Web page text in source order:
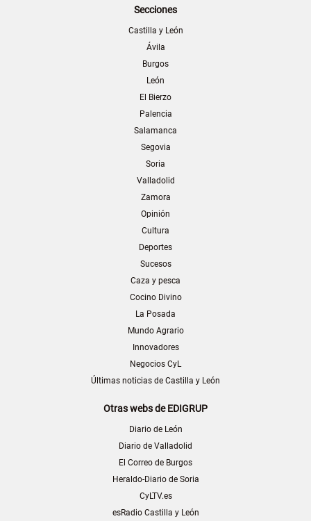
Secciones
Castilla y León
Ávila
Burgos
León
El Bierzo
Palencia
Salamanca
Segovia
Soria
Valladolid
Zamora
Opinión
Cultura
Deportes
Sucesos
Caza y pesca
Cocino Divino
La Posada
Mundo Agrario
Innovadores
Negocios CyL
Últimas noticias de Castilla y León
Otras webs de EDIGRUP
Diario de León
Diario de Valladolid
El Correo de Burgos
Heraldo-Diario de Soria
CyLTV.es
esRadio Castilla y León